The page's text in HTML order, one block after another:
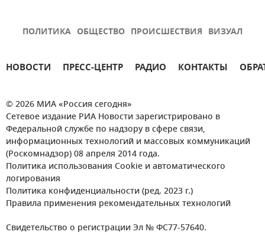
ПОЛИТИКА ОБЩЕСТВО ПРОИСШЕСТВИЯ ВИЗУАЛ
НОВОСТИ ПРЕСС-ЦЕНТР РАДИО КОНТАКТЫ
© 2026 МИА «Россия сегодня»
Сетевое издание РИА Новости зарегистрировано в
Федеральной службе по надзору в сфере связи,
информационных технологий и массовых коммуникаций
(Роскомнадзор) 08 апреля 2014 года.
Политика использования Cookie и автоматического
логирования
Политика конфиденциальности (ред. 2023 г.)
Правила применения рекомендательных технологий
Свидетельство о регистрации Эл № ФС77-57640.